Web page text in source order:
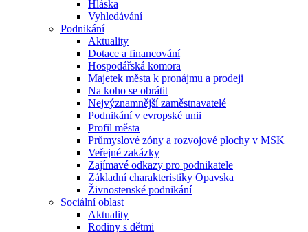
Hláska
Vyhledávání
Podnikání
Aktuality
Dotace a financování
Hospodářská komora
Majetek města k pronájmu a prodeji
Na koho se obrátit
Nejvýznamnější zaměstnavatelé
Podnikání v evropské unii
Profil města
Průmyslové zóny a rozvojové plochy v MSK
Veřejné zakázky
Zajímavé odkazy pro podnikatele
Základní charakteristiky Opavska
Živnostenské podnikání
Sociální oblast
Aktuality
Rodiny s dětmi